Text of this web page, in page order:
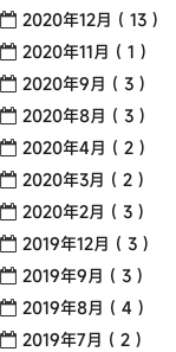
2020年12月 ( 13 )
2020年11月 ( 1 )
2020年9月 ( 3 )
2020年8月 ( 3 )
2020年4月 ( 2 )
2020年3月 ( 2 )
2020年2月 ( 3 )
2019年12月 ( 3 )
2019年9月 ( 3 )
2019年8月 ( 4 )
2019年7月 ( 2 )